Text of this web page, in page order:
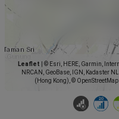
Leaflet
© Esri, HERE, Garmin,
NRCAN, GeoBase, IGN, Kadaster
(Hong Kong), ©